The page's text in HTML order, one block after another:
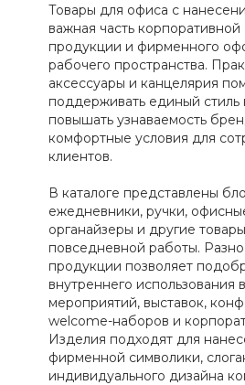
Товары для офиса с
важная часть
продукции и фирменного
рабочего пространства.
аксессуары и канцелярия
поддерживать единый стиль
повышать узнаваемость
комфортные условия для
клиентов.
В каталоге представлены
ежедневники, ручки,
органайзеры и другие
повседневной работы.
продукции позволяет
внутреннего использования
мероприятий, выставок,
welcome-наборов и
Изделия подходят для
фирменной символики,
индивидуального дизайна